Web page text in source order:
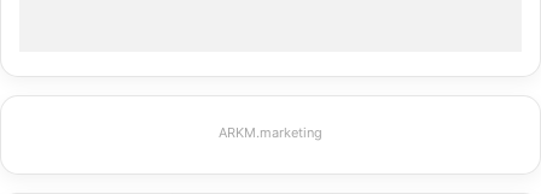
ARKM.marketing